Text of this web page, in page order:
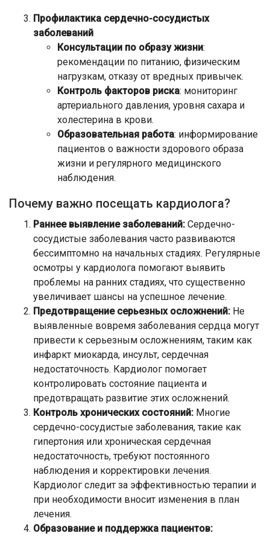
Профилактика сердечно-сосудистых
заболеваний
Консультации по образу жизни:
рекомендации по питанию, физическим
нагрузкам, отказу от вредных привычек.
Контроль факторов риска: мониторинг
артериального давления, уровня сахара и
холестерина в крови.
Образовательная работа: информирование
пациентов о важности здорового образа
жизни и регулярного медицинского
наблюдения.
Почему важно посещать кардиолога?
Раннее выявление заболеваний: Сердечно-
сосудистые заболевания часто развиваются
бессимптомно на начальных стадиях. Регулярные
осмотры у кардиолога помогают выявить
проблемы на ранних стадиях, что существенно
увеличивает шансы на успешное лечение.
Предотвращение серьезных осложнений: Не
выявленные вовремя заболевания сердца могут
привести к серьезным осложнениям, таким как
инфаркт миокарда, инсульт, сердечная
недостаточность. Кардиолог помогает
контролировать состояние пациента и
предотвращать развитие этих осложнений.
Контроль хронических состояний: Многие
сердечно-сосудистые заболевания, такие как
гипертония или хроническая сердечная
недостаточность, требуют постоянного
наблюдения и корректировки лечения.
Кардиолог следит за эффективностью терапии и
при необходимости вносит изменения в план
лечения.
Образование и поддержка пациентов: